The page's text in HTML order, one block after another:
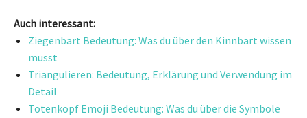
Auch interessant:
Ziegenbart Bedeutung: Was du über den Kinnbart wissen
musst
Triangulieren: Bedeutung, Erklärung und Verwendung im
Detail
Totenkopf Emoji Bedeutung: Was du über die Symbole